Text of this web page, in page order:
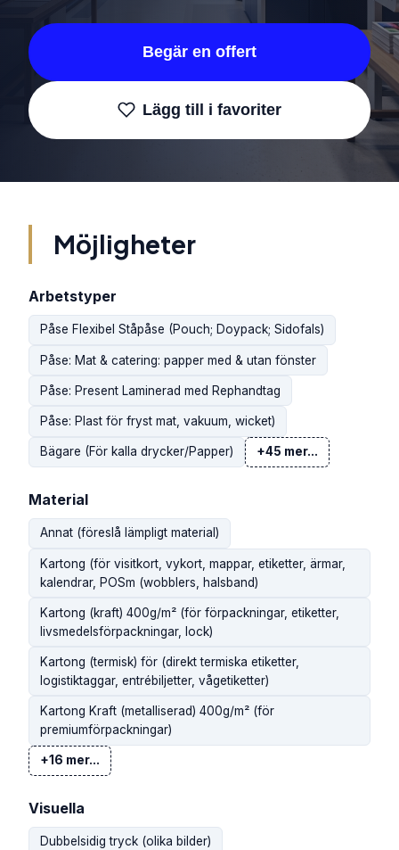
Begär en offert
Lägg till i favoriter
Möjligheter
Arbetstyper
Påse Flexibel Ståpåse (Pouch; Doypack; Sidofals)
Påse: Mat & catering: papper med & utan fönster
Påse: Present Laminerad med Rephandtag
Påse: Plast för fryst mat, vakuum, wicket)
Bägare (För kalla drycker/Papper) +45 mer...
Material
Annat (föreslå lämpligt material)
Kartong (för visitkort, vykort, mappar, etiketter, ärmar,
kalendrar, POSm (wobblers, halsband)
Kartong (kraft) 400g/m² (för förpackningar, etiketter,
livsmedelsförpackningar, lock)
Kartong (termisk) för (direkt termiska etiketter,
logistiktaggar, entrébiljetter, vågetiketter)
Kartong Kraft (metalliserad) 400g/m² (för
premiumförpackningar)
+16 mer...
Visuella
Dubbelsidig tryck (olika bilder)